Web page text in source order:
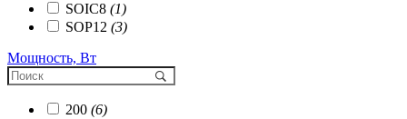
SOIC8 (1)
SOP12 (3)
Мощность, Вт
200 (6)